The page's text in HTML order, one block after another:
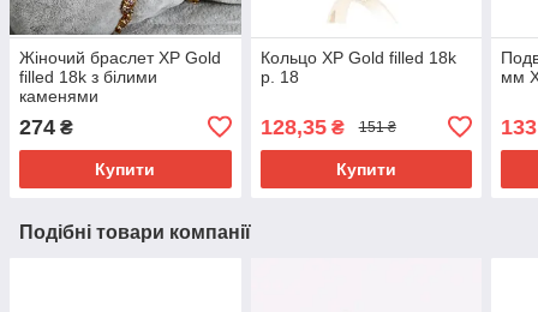
Жіночий браслет ХР Gold
filled 18k з білими
каменями
274 ₴
Купити
Кольцо ХР Gold filled 18k
р. 18
128,35₴ 151 ₴
Купити
мм
Подібні товари компанії